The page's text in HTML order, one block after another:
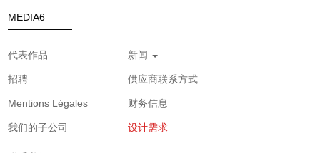
MEDIA6
代表作品 新闻
招聘 供应商联系方式
Mentions Légales 财务信息
我们的子公司 设计需求